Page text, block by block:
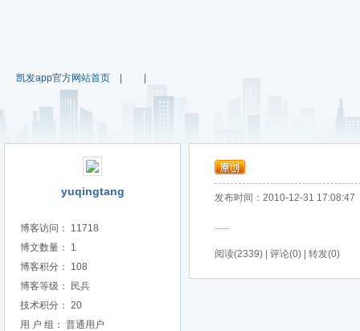
凯发app官方网站首页
yuqingtang
博客访问： 11718
博文数量： 1
博客积分： 108
博客等级： 民兵
技术积分： 20
用 户 组： 普通用户
发布时间：2010-12-31 17:08:47
......
阅读(2339) | 评论(0) | 转发(0)